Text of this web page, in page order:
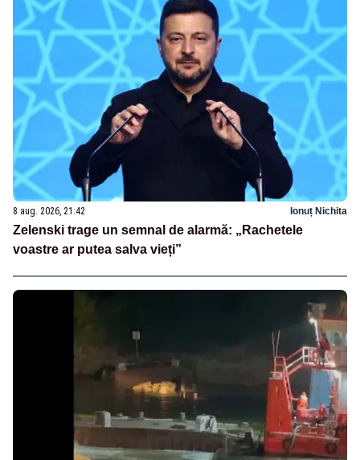
8 aug. 2026, 21:42 Ionuț Nichita
Zelenski trage un semnal de alarmă: „Rachetele
voastre ar putea salva vieți”